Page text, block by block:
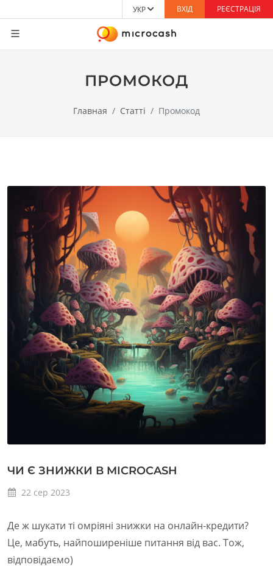
УКР ВХІД РЕЄСТРАЦІЯ
ПРОМОКОД
Главная Статті Промокод
ЧИ Є ЗНИЖКИ В MICROCASH
22 сер 2023
Де ж шукати ті омріяні знижки на онлайн-кредити?
Це, мабуть, найпоширеніше питання від вас. Тож,
відповідаємо)